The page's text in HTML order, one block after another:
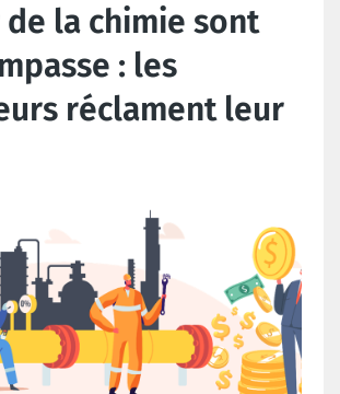
la chimie sont
: les
réclament leur